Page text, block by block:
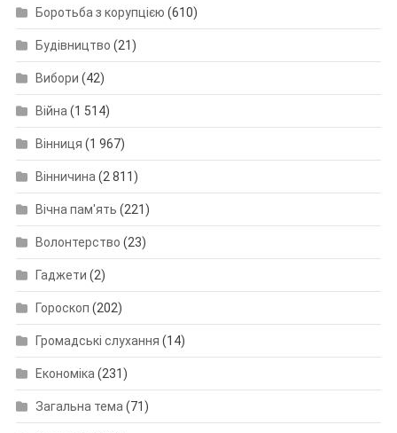
Боротьба з корупцією (610)
Будівництво (21)
Вибори (42)
Війна (1 514)
Вінниця (1 967)
Вінничина (2 811)
Вічна пам'ять (221)
Волонтерство (23)
Гаджети (2)
Гороскоп (202)
Громадські слухання (14)
Економіка (231)
Загальна тема (71)